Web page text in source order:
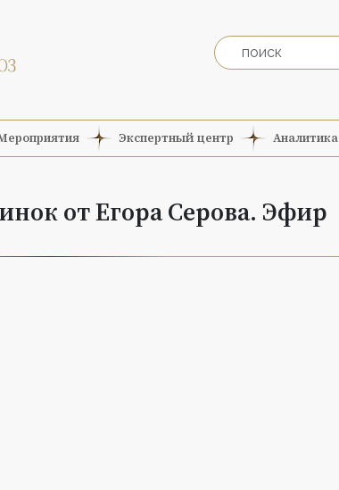
Экспертный центр Аналитика
от Егора Серова. Эфир